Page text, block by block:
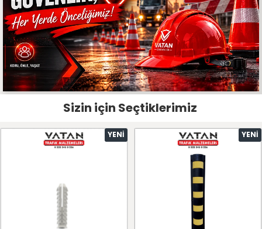
Sizin için Seçtiklerimiz
YENI YENI